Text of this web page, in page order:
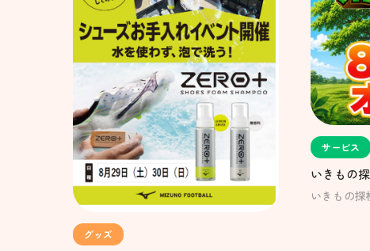
グッズ
サービス
いきもの
いきもの探